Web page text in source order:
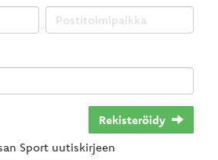
Rekisteröidy
Sport uutiskirjeen